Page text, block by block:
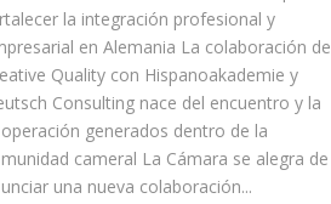
la integración profesional y
en Alemania La colaboración de
Quality con Hispanoakademie y
Consulting nace del encuentro y la
generados dentro de la
cameral La Cámara se alegra de
una nueva colaboración...